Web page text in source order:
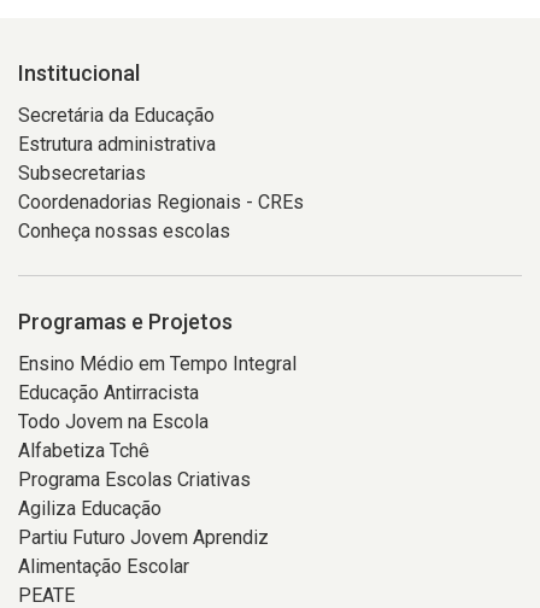
Institucional
Secretária da Educação
Estrutura administrativa
Subsecretarias
Coordenadorias Regionais - CREs
Conheça nossas escolas
Programas e Projetos
Ensino Médio em Tempo Integral
Educação Antirracista
Todo Jovem na Escola
Alfabetiza Tchê
Programa Escolas Criativas
Agiliza Educação
Partiu Futuro Jovem Aprendiz
Alimentação Escolar
PEATE